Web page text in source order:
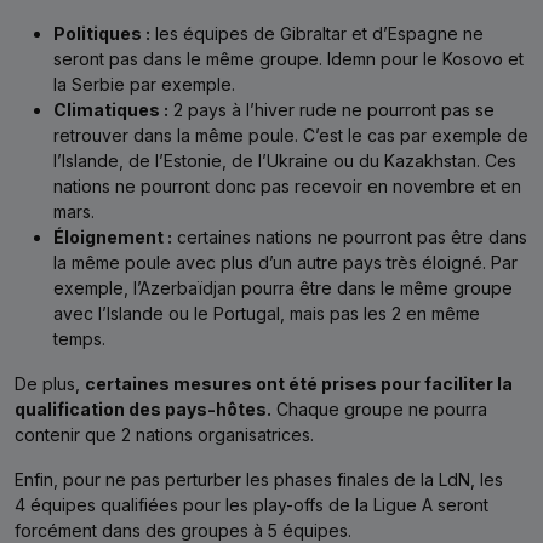
Politiques : les équipes de Gibraltar et d’Espagne ne
seront pas dans le même groupe. Idemn pour le Kosovo et
la Serbie par exemple.
Climatiques : 2 pays à l’hiver rude ne pourront pas se
retrouver dans la même poule. C’est le cas par exemple de
l’Islande, de l’Estonie, de l’Ukraine ou du Kazakhstan. Ces
nations ne pourront donc pas recevoir en novembre et en
mars.
Éloignement : certaines nations ne pourront pas être dans
la même poule avec plus d’un autre pays très éloigné. Par
exemple, l’Azerbaïdjan pourra être dans le même groupe
avec l’Islande ou le Portugal, mais pas les 2 en même
temps.
De plus, certaines mesures ont été prises pour faciliter la
qualification des pays-hôtes. Chaque groupe ne pourra
contenir que 2 nations organisatrices.
Enfin, pour ne pas perturber les phases finales de la LdN, les
4 équipes qualifiées pour les play-offs de la Ligue A seront
forcément dans des groupes à 5 équipes.